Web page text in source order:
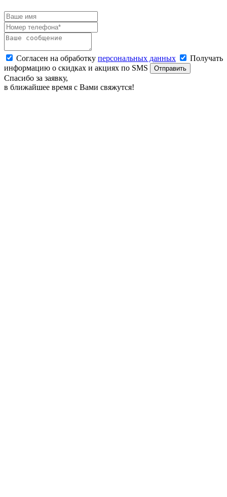
Согласен на обработку персональных данных
Получать
информацию о скидках и акциях по SMS
Отправить
Спасибо за заявку,
в ближайшее время с Вами свяжутся!